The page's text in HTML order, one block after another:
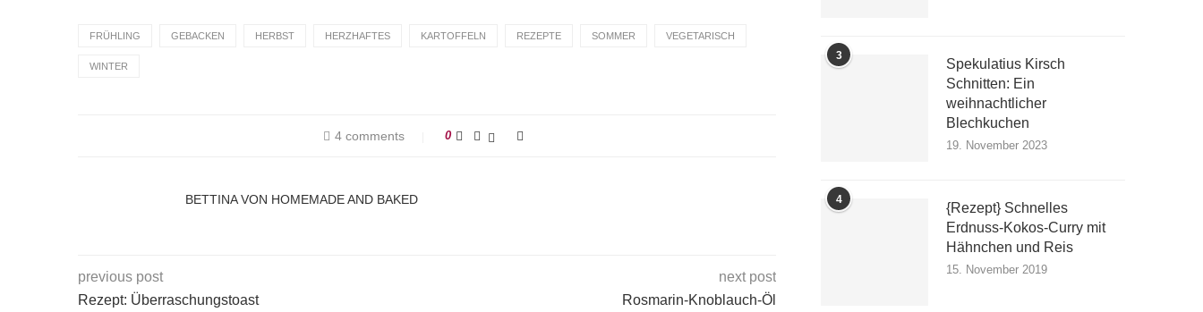
FRÜHLING GEBACKEN HERBST HERZHAFTES KARTOFFELN REZEPTE SOMMER VEGETARISCH
WINTER
4 comments 0
BETTINA VON HOMEMADE AND BAKED
previous post
Rezept: Überraschungstoast
next post
Rosmarin-Knoblauch-Öl
3
Spekulatius Kirsch
Schnitten: Ein
weihnachtlicher
Blechkuchen
19. November 2023
4
{Rezept} Schnelles
Erdnuss-Kokos-Curry mit
Hähnchen und Reis
15. November 2019